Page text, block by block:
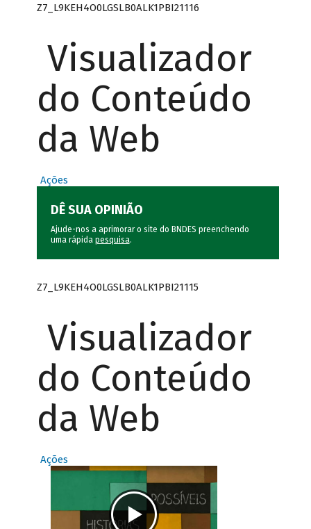
Z7_L9KEH4O0LGSLB0ALK1PBI21116
Visualizador
do Conteúdo
da Web
Ações
DÊ SUA OPINIÃO
Ajude-nos a aprimorar o site do BNDES preenchendo
uma rápida pesquisa.
Z7_L9KEH4O0LGSLB0ALK1PBI21115
Visualizador
do Conteúdo
da Web
Ações